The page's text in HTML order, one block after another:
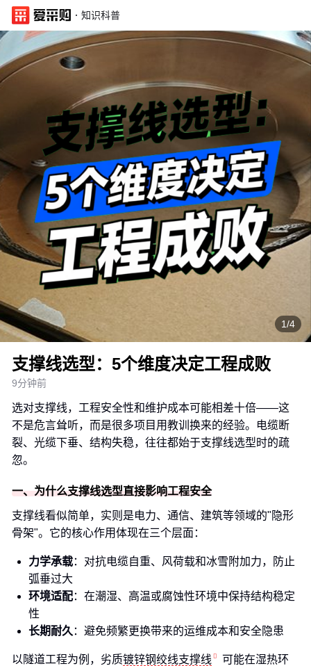
· 知识科普
1/4
支撑线选型：5个维度决定工程成败
9分钟前
选对支撑线，工程安全性和维护成本可能相差十倍——这
不是危言耸听，而是很多项目用教训换来的经验。电缆断
裂、光缆下垂、结构失稳，往往都始于支撑线选型时的疏
忽。
一、为什么支撑线选型直接影响工程安全
支撑线看似简单，实则是电力、通信、建筑等领域的"隐形
骨架"。它的核心作用体现在三个层面：
力学承载：对抗电缆自重、风荷载和冰雪附加力，防止
弧垂过大
环境适配：在潮湿、高温或腐蚀性环境中保持结构稳定
性
长期耐久 ：避免频繁更换带来的运维成本和安全隐患
以隧道工程为例，劣质镀锌钢绞线支撑线
可能在湿热环